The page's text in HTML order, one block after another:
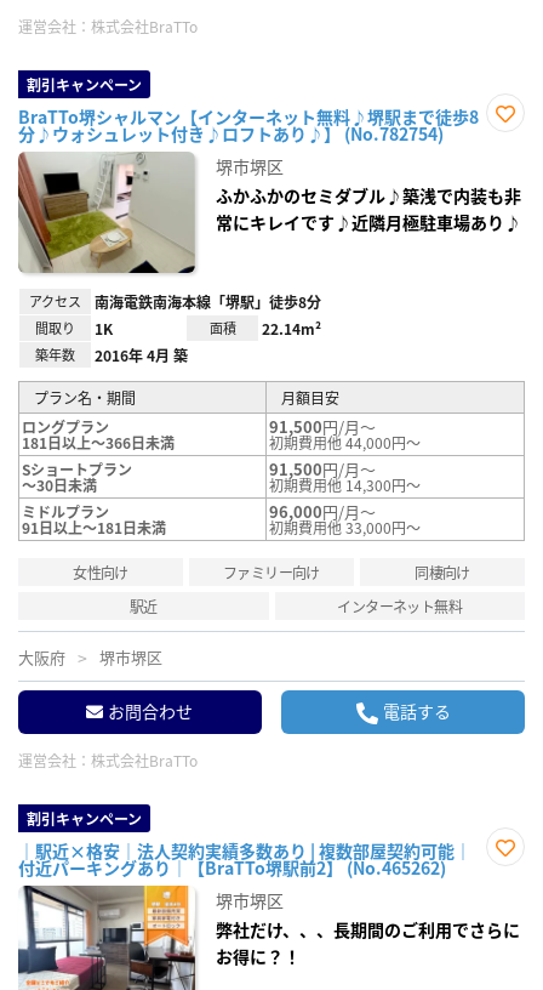
運営会社： 株式会社BraTTo
割引キャンペーン
BraTTo堺シャルマン【インターネット無料♪堺駅まで徒歩8
分♪ウォシュレット付き♪ロフトあり♪】 (No.782754)
録
堺市堺区
ふかふかのセミダブル♪築浅で内装も非
常にキレイです♪近隣月極駐車場あり♪
アクセス 南海電鉄南海本線「堺駅」徒歩8分
間取り 1K 面積 22.14m²
築年数 2016年 4月 築
プラン名・期間
月額目安
ロングプラン
181日以上～366日未満
91,500円/月～
初期費用他 44,000円～
Sショートプラン
～30日未満
91,500円/月～
初期費用他 14,300円～
ミドルプラン
91日以上～181日未満
96,000円/月～
初期費用他 33,000円～
女性向け ファミリー向け
同棲向け
駅近
インターネット無料
大阪府 堺市堺区
お問合わせ 電話する
運営会社： 株式会社BraTTo
割引キャンペーン
｜駅近×格安｜法人契約実績多数あり | 複数部屋契約可能｜
付近パーキングあり｜【BraTTo堺駅前2】 (No.465262)
録
堺市堺区
弊社だけ、、、長期間のご利用でさらに
お得に？！